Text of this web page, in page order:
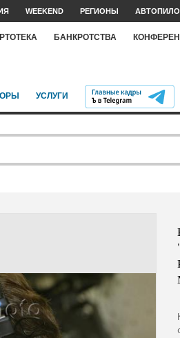
WEEKEND РЕГИОНЫ
БАНКРОТСТВА
УСЛУГИ